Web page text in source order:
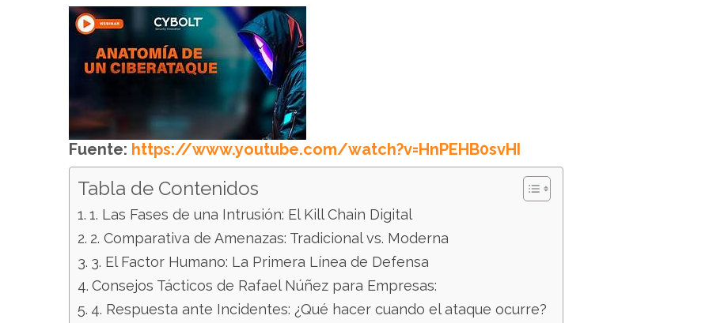
Fuente: https://www.youtube.com/watch?v=HnPEHB0svHI
Tabla de Contenidos
1. Las Fases de una Intrusión: El Kill Chain Digital
2. Comparativa de Amenazas: Tradicional vs. Moderna
3. El Factor Humano: La Primera Línea de Defensa
Consejos Tácticos de Rafael Núñez para Empresas:
4. Respuesta ante Incidentes: ¿Qué hacer cuando el ataque ocurre?